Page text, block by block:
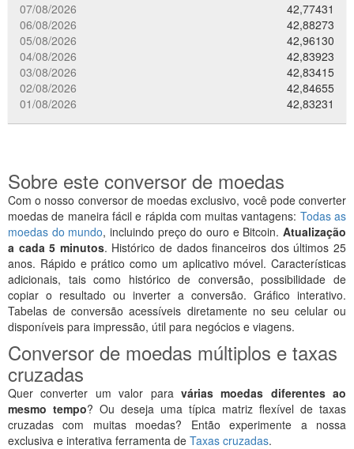
07/08/2026
42,77431
06/08/2026
42,88273
05/08/2026
42,96130
04/08/2026
42,83923
03/08/2026
42,83415
02/08/2026
42,84655
01/08/2026
42,83231
Sobre este conversor de moedas
Com o nosso conversor de moedas exclusivo, você pode converter
moedas de maneira fácil e rápida com muitas vantagens: Todas as
moedas do mundo, incluindo preço do ouro e Bitcoin.Atualização
a cada 5 minutos. Histórico de dados financeiros dos últimos 25
anos. Rápido e prático como um aplicativo móvel. Características
adicionais, tais como histórico de conversão, possibilidade de
copiar o resultado ou inverter a conversão. Gráfico interativo.
Tabelas de conversão acessíveis diretamente no seu celular ou
disponíveis para impressão, útil para negócios e viagens.
Conversor de moedas múltiplos e taxas
cruzadas
Quer converter um valor para várias moedas diferentes ao
mesmo tempo? Ou deseja uma típica matriz flexível de taxas
cruzadas com muitas moedas? Então experimente a nossa
exclusiva e interativa ferramenta de Taxas cruzadas.